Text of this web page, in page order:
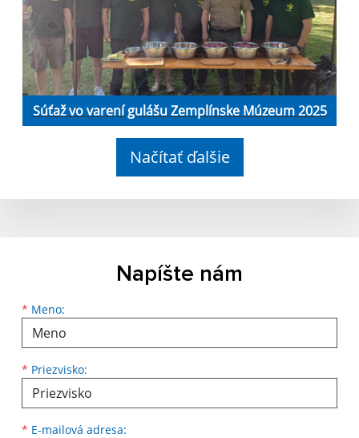
Súťaž vo varení gulášu Zemplínske Múzeum 2025
Načítať ďalšie
Napíšte nám
* Meno:
Meno
* Priezvisko:
Priezvisko
* E-mailová adresa:
E-mailová adresa